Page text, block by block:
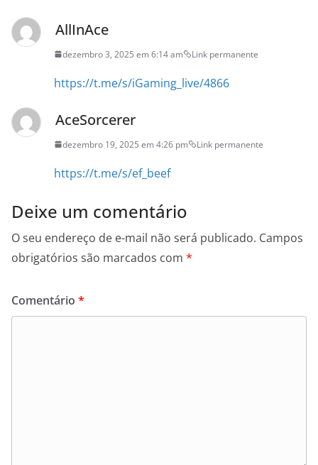
AllInAce
dezembro 3, 2025 em 6:14 am Link permanente
https://t.me/s/iGaming_live/4866
AceSorcerer
dezembro 19, 2025 em 4:26 pm Link permanente
https://t.me/s/ef_beef
Deixe um comentário
O seu endereço de e-mail não será publicado. Campos
obrigatórios são marcados com *
Comentário *